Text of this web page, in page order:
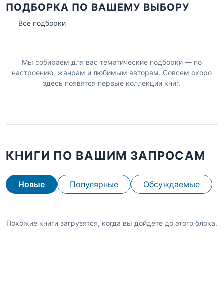
ПОДБОРКА ПО ВАШЕМУ ВЫБОРУ
Все подборки
Мы собираем для вас тематические подборки — по
настроению, жанрам и любимым авторам. Совсем скоро
здесь появятся первые коллекции книг.
КНИГИ ПО ВАШИМ ЗАПРОСАМ
Новые Популярные Обсуждаемые
Похожие книги загрузятся, когда вы дойдете до этого блока.